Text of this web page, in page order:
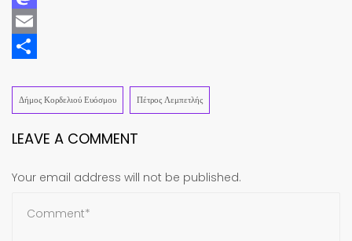
Mastodon
Email
Δήμος Κορδελιού Ευόσμου Πέτρος Λεμπετλής
LEAVE A COMMENT
Your email address will not be published.